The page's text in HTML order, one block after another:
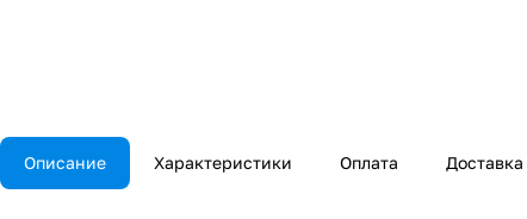
Описание Характеристики Оплата Доставка